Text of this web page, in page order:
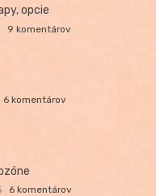
opcie
9 komentárov
6 komentárov
6 komentárov